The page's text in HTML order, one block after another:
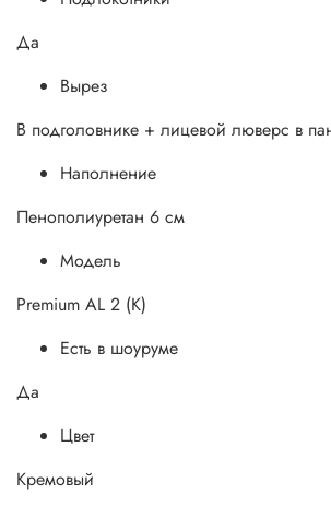
Да
Вырез
В подголовнике + лицевой люверс в
Наполнение
Пенополиуретан 6 см
Модель
Premium AL 2 (K)
Есть в шоуруме
Да
Цвет
Кремовый